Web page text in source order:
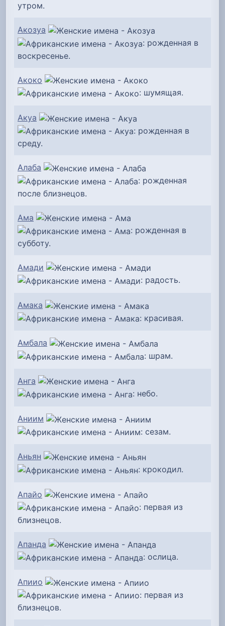
утром.
Акозуа
: рожденная в
воскресенье.
Акоко
: шумящая.
Акуа
: рожденная в
среду.
Алаба
: рожденная
после близнецов.
Ама
: рожденная в
субботу.
Амади
: радость.
Амака
: красивая.
Амбала
: шрам.
Анга
: небо.
Аниим
: сезам.
Аньян
: крокодил.
Апайо
: первая из
близнецов.
Апанда
: ослица.
Апиио
: первая из
близнецов.